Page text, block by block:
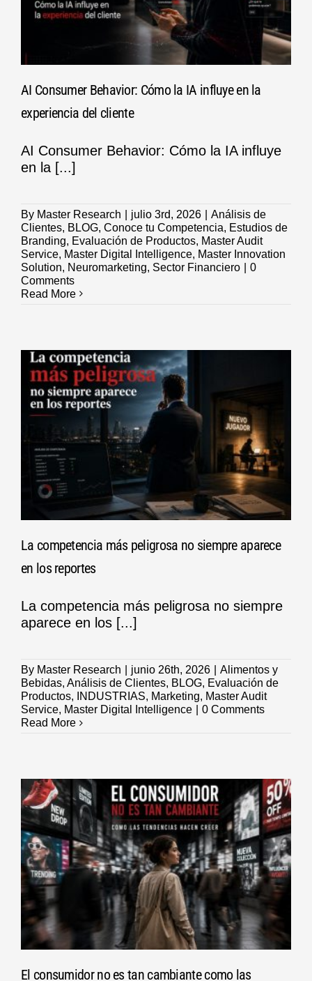
AI Consumer Behavior: Cómo la IA influye en la
experiencia del cliente
AI Consumer Behavior: Cómo la IA influye
en la [...]
By Master Research julio 3rd, 2026
Análisis de
Clientes, BLOG, Conoce tu Competencia, Estudios de
Branding, Evaluación de Productos, Master Audit
Service, Master Digital Intelligence, Master Innovation
Solution, Neuromarketing, Sector Financiero
0
Comments
Read More
La competencia más peligrosa no siempre aparece
en los reportes
La competencia más peligrosa no siempre
aparece en los [...]
By Master Research junio 26th, 2026
Alimentos y
Bebidas, Análisis de Clientes, BLOG, Evaluación de
Productos, INDUSTRIAS, Marketing, Master Audit
Service, Master Digital Intelligence
0 Comments
Read More
El consumidor no es tan cambiante como las